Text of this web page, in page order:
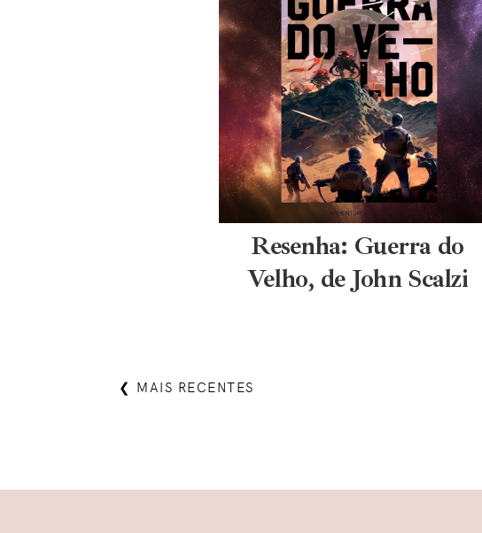
Resenha: Guerra do
Velho, de John Scalzi
❮ MAIS RECENTES